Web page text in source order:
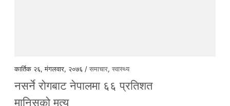
कार्तिक २६, मंगलवार, २०७६ /समाचार,स्वास्थ्य
नसर्ने रोगबाट नेपालमा ६६ प्रतिशत
मानिसको मृत्यु